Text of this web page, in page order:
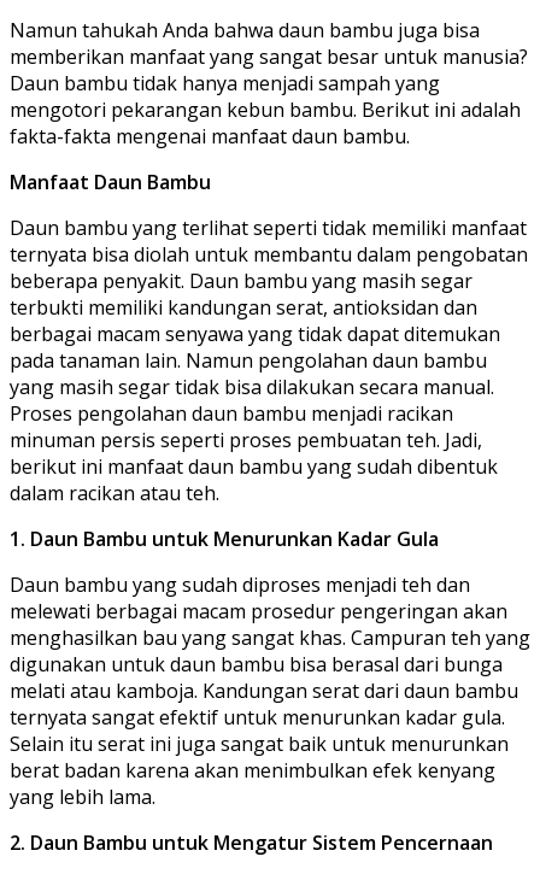
Namun tahukah Anda bahwa daun bambu juga bisa
memberikan manfaat yang sangat besar untuk manusia?
Daun bambu tidak hanya menjadi sampah yang
mengotori pekarangan kebun bambu. Berikut ini adalah
fakta-fakta mengenai manfaat daun bambu.
Manfaat Daun Bambu
Daun bambu yang terlihat seperti tidak memiliki manfaat
ternyata bisa diolah untuk membantu dalam pengobatan
beberapa penyakit. Daun bambu yang masih segar
terbukti memiliki kandungan serat, antioksidan dan
berbagai macam senyawa yang tidak dapat ditemukan
pada tanaman lain. Namun pengolahan daun bambu
yang masih segar tidak bisa dilakukan secara manual.
Proses pengolahan daun bambu menjadi racikan
minuman persis seperti proses pembuatan teh. Jadi,
berikut ini manfaat daun bambu yang sudah dibentuk
dalam racikan atau teh.
1. Daun Bambu untuk Menurunkan Kadar Gula
Daun bambu yang sudah diproses menjadi teh dan
melewati berbagai macam prosedur pengeringan akan
menghasilkan bau yang sangat khas. Campuran teh yang
digunakan untuk daun bambu bisa berasal dari bunga
melati atau kamboja. Kandungan serat dari daun bambu
ternyata sangat efektif untuk menurunkan kadar gula.
Selain itu serat ini juga sangat baik untuk menurunkan
berat badan karena akan menimbulkan efek kenyang
yang lebih lama.
2. Daun Bambu untuk Mengatur Sistem Pencernaan